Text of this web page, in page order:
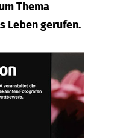
Thema
Leben gerufen.